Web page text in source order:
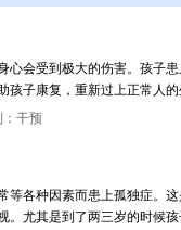
会受到极大的伤害。孩子
子康复，重新过上正常人的
：干预
等各种因素而患上孤独症。
尤其是到了两三岁的时候